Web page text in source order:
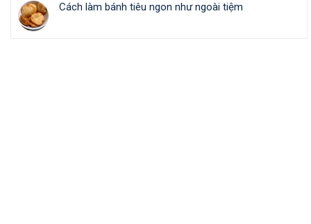
Cách làm bánh tiêu ngon như ngoài tiệm